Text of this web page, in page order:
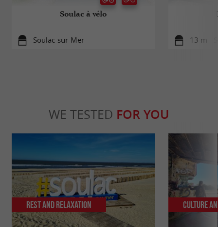
Soulac à vélo
Soulac-sur-Mer 13 m -
WE TESTED FOR YOU
Rest and relaxation Culture